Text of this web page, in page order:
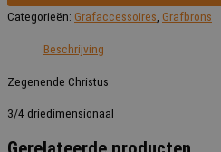
v.a.
aantal
Categorieën: Grafaccessoires, Grafbrons
Beschrijving
Zegenende Christus
3/4 driedimensionaal